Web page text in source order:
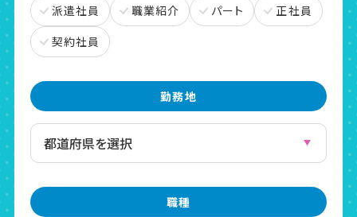
派遣社員 職業紹介 パート
正社員
契約社員
勤務地
職種